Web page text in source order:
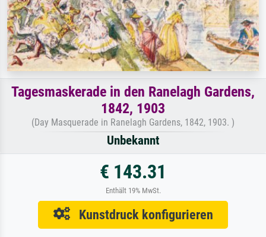
Tagesmaskerade in den Ranelagh Gardens,
1842, 1903
(Day Masquerade in Ranelagh Gardens, 1842, 1903. )
Unbekannt
€ 143.31
Enthält 19% MwSt.
Kunstdruck konfigurieren